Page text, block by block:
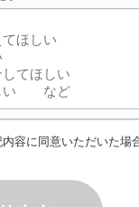
容に同意いただいた場